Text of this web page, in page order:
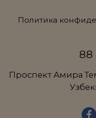
Политика
88
Проспект Амира